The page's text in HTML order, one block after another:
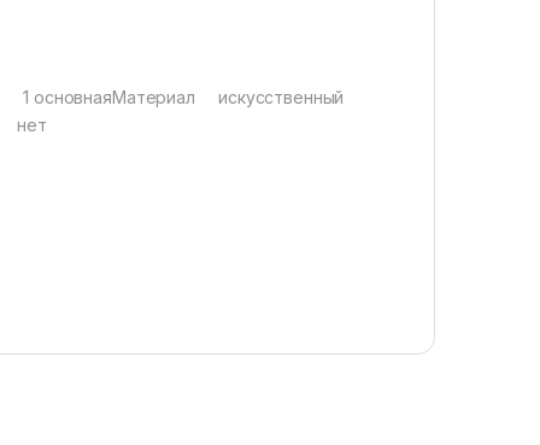
1 основнаяМатериал искусственный
нет